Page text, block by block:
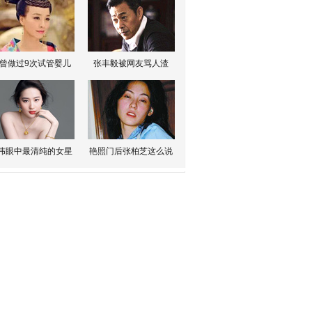
做过9次试管婴儿 张丰毅被网友骂人渣
眼中最清纯的女星 艳照门后张柏芝这么说